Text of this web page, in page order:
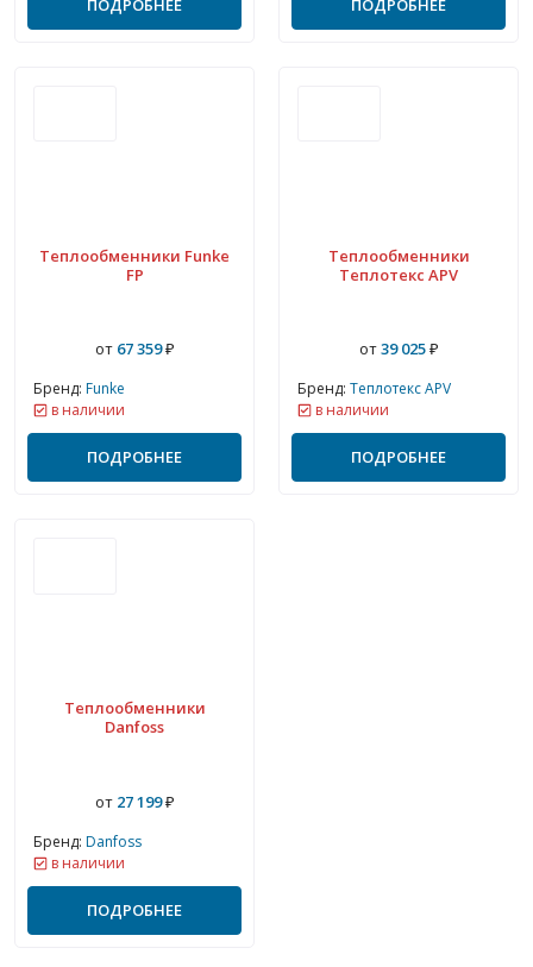
ПОДРОБНЕЕ ПОДРОБНЕЕ
Теплообменники Funke
FP
от67 359₽
Бренд: Funke
в наличии
ПОДРОБНЕЕ
Теплообменники
Теплотекс APV
от39 025₽
Бренд: Теплотекс APV
в наличии
ПОДРОБНЕЕ
Теплообменники
Danfoss
от27 199₽
Бренд: Danfoss
в наличии
ПОДРОБНЕЕ